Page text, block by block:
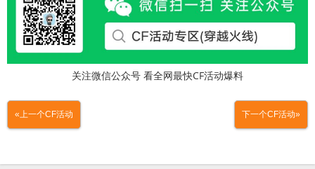
关注微信公众号 看全网最快CF活动爆料
«上一个CF活动 下一个CF活动»